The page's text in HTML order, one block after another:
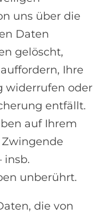
uns über die
Daten
gelöscht,
Ihre
widerrufen oder
entfällt.
auf Ihrem
Zwingende
insb.
unberührt.
die von